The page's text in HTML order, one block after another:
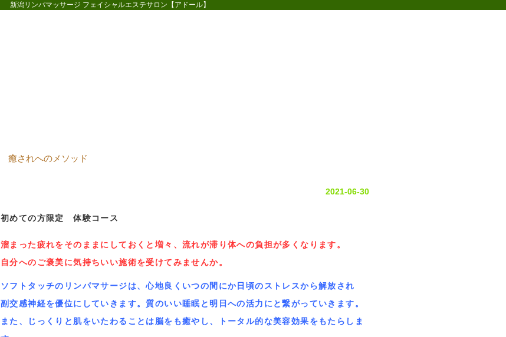
新潟リンパマッサージ フェイシャルエステサロン【アドール】
癒されへのメソッド
2021-06-30
初めての方限定 体験コース
溜まった疲れをそのままにしておくと増々、流れが滞り体への負担が多くなります。
自分へのご褒美に気持ちいい施術を受けてみませんか。
ソフトタッチのリンパマサージは、心地良くいつの間にか日頃のストレスから解放され
副交感神経を優位にしていきます。質のいい睡眠と明日への活力にと繋がっていきます。
また、じっくりと肌をいたわることは脳をも癒やし、トータル的な美容効果をもたらしま